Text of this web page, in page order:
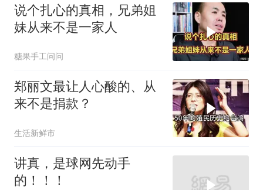
说个扎心的真相，兄弟姐
妹从来不是一家人
糖果手工问问
郑丽文最让人心酸的、从
来不是捐款？
生活新鲜市
讲真，是球网先动手
的！！！